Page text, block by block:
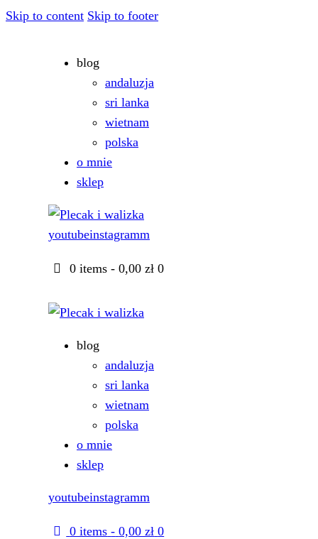
Skip to content Skip to footer
blog
andaluzja
sri lanka
wietnam
polska
o mnie
sklep
youtubeinstagramm
0 items - 0,00 zł 0
blog
andaluzja
sri lanka
wietnam
polska
o mnie
sklep
youtubeinstagramm
0 items - 0,00 zł 0